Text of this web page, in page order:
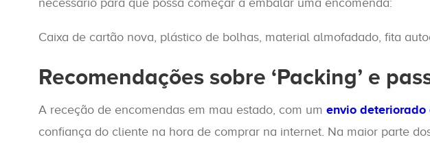
necessário para que possa começar a embalar uma encomenda:
Caixa de cartão nova, plástico de bolhas, material almofadado, fita
Recomendações sobre ‘Packing’ e
A receção de encomendas em mau estado, com um envio
confiança do cliente na hora de comprar na internet. Na maior parte